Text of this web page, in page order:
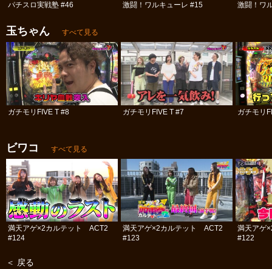
パチスロ実戦塾 #46 激闘！ワルキューレ #15 激闘！ワ
玉ちゃん すべて見る
ガチモリFIVE T #8 ガチモリFIVE T #7 ガチモリ
ビワコ すべて見る
満天アゲ×2カルテット ACT2
#124
満天アゲ×2カルテット ACT2
#123
満天アゲ
#122
＜ 戻る